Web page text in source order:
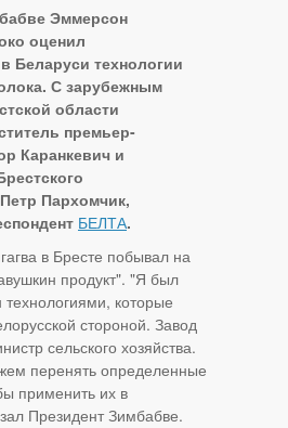
Эммерсон
оценил
Беларуси технологии
С зарубежным
области
премьер-
Каранкевич и
Пархомчик,
БЕЛТА.
в Бресте побывал на
продукт". "Я был
технологиями, которые
стороной. Завод
сельского хозяйства.
перенять определенные
применить их в
Президент Зимбабве.